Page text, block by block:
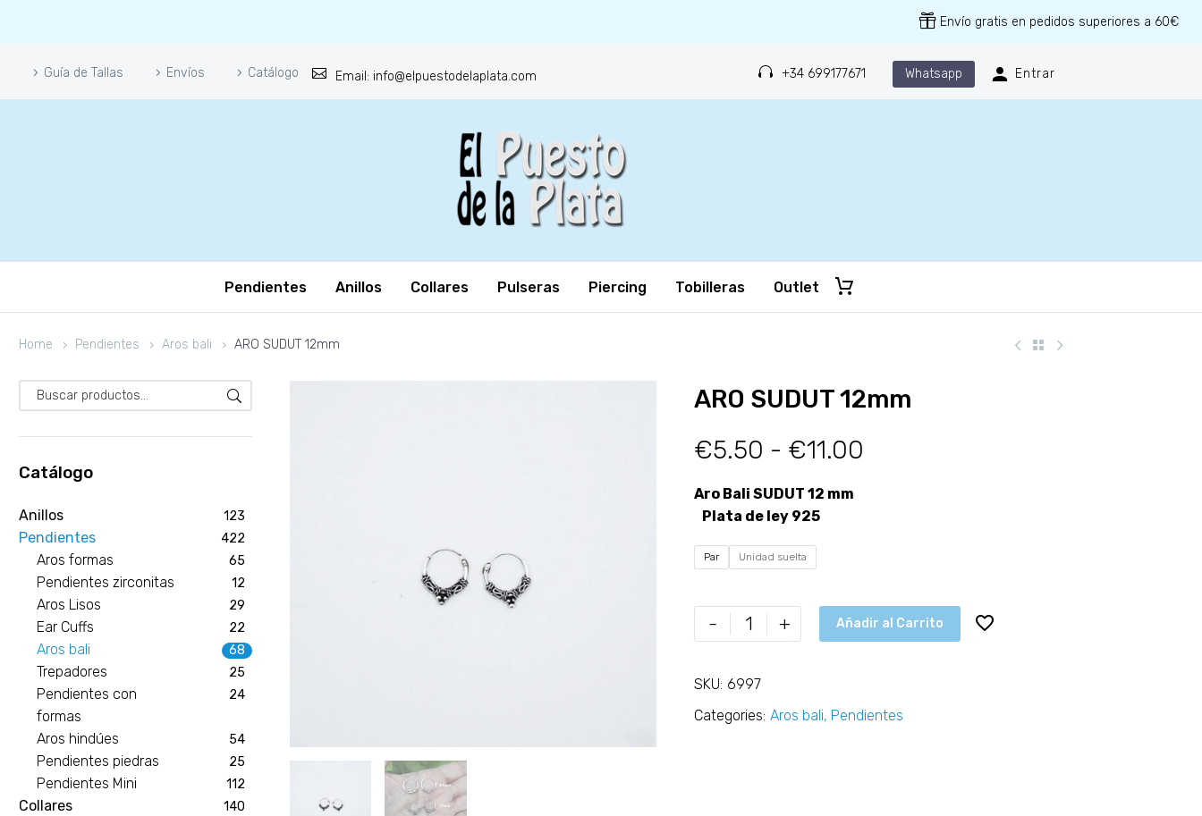
Envío gratis en pedidos superiores a 60€
Guía de Tallas Envíos Catálogo Email: info@elpuestodelaplata.com +34 699177671 Whatsapp Entrar
Pendientes Anillos Collares Pulseras Piercing Tobilleras Outlet
Home Pendientes Aros bali ARO SUDUT 12mm
Catálogo
Anillos 123
Pendientes 422
Aros formas 65
Pendientes zirconitas 12
Aros Lisos 29
Ear Cuffs 22
Aros bali 68
Trepadores 25
Pendientes con
formas
24
Aros hindúes 54
Pendientes piedras 25
Pendientes Mini 112
Collares 140
ARO SUDUT 12mm
€5.50 - €11.00
Aro Bali SUDUT 12 mm
Plata de ley 925
Par Unidad suelta
- + Añadir al Carrito
SKU: 6997
Categories: Aros bali, Pendientes